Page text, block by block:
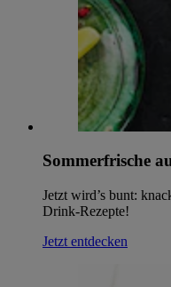
Sommerfrische
Jetzt wird’s bunt:
Drink-Rezepte!
Jetzt entdecken